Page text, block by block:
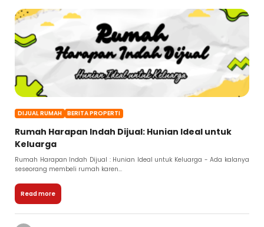
DIJUAL RUMAH BERITA PROPERTI
Rumah Harapan Indah Dijual: Hunian Ideal untuk
Keluarga
Rumah Harapan Indah Dijual : Hunian Ideal untuk Keluarga - Ada kalanya
seseorang membeli rumah karen...
Read more